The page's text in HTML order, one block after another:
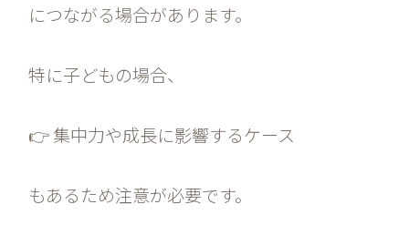
につながる場合があります。
特に子どもの場合、
👉 集中力や成長に影響するケース
もあるため注意が必要です。